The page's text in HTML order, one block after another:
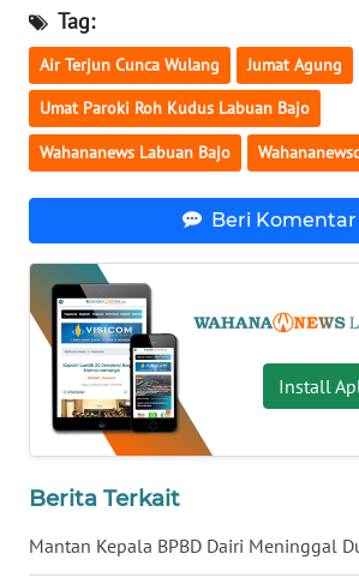
Tag:
Air Terjun Cunca Wulang Jumat Agung
Umat Paroki Roh Kudus Labuan Bajo
Wahananews Labuan Bajo
Beri Komentar
Install
Berita Terkait
Mantan Kepala BPBD Dairi Meninggal
KELISTRIKAN
WALINKI
ID
MAWAKA
NET
PLN
WATCH
MKLI
LPKKI
LKKI